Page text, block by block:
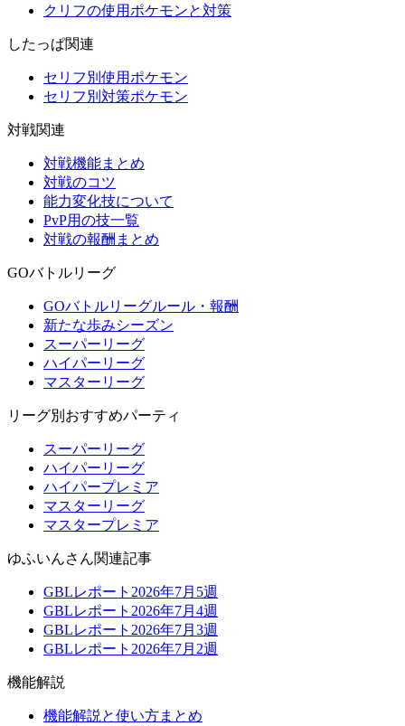
クリフの使用ポケモンと対策
したっぱ関連
セリフ別使用ポケモン
セリフ別対策ポケモン
対戦関連
対戦機能まとめ
対戦のコツ
能力変化技について
PvP用の技一覧
対戦の報酬まとめ
GOバトルリーグ
GOバトルリーグルール・報酬
新たな歩みシーズン
スーパーリーグ
ハイパーリーグ
マスターリーグ
リーグ別おすすめパーティ
スーパーリーグ
ハイパーリーグ
ハイパープレミア
マスターリーグ
マスタープレミア
ゆふいんさん関連記事
GBLレポート2026年7月5週
GBLレポート2026年7月4週
GBLレポート2026年7月3週
GBLレポート2026年7月2週
機能解説
機能解説と使い方まとめ